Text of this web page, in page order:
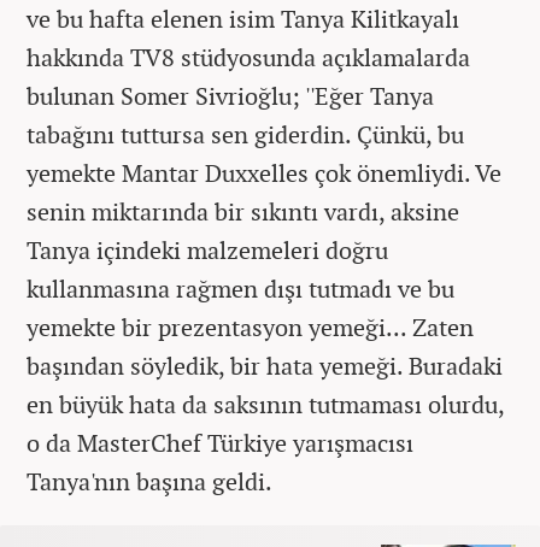
ve bu hafta elenen isim Tanya Kilitkayalı
hakkında TV8 stüdyosunda açıklamalarda
bulunan Somer Sivrioğlu; ''Eğer Tanya
tabağını tuttursa sen giderdin. Çünkü, bu
yemekte Mantar Duxxelles çok önemliydi. Ve
senin miktarında bir sıkıntı vardı, aksine
Tanya içindeki malzemeleri doğru
kullanmasına rağmen dışı tutmadı ve bu
yemekte bir prezentasyon yemeği... Zaten
başından söyledik, bir hata yemeği. Buradaki
en büyük hata da saksının tutmaması olurdu,
o da MasterChef Türkiye yarışmacısı
Tanya'nın başına geldi.